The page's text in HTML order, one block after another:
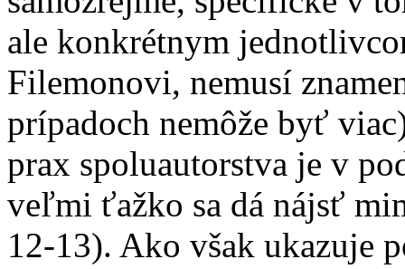
ale konkrétnym
Filemonovi, nemusí
prípadoch nemôže byť
prax spoluautorstva je v
veľmi ťažko sa dá nájsť
12-13). Ako však ukazuje